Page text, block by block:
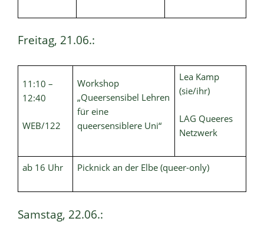
Freitag, 21.06.:
11:10 –
12:40
WEB/122
Workshop
„Queersensibel Lehren
für eine
queersensiblere Uni“
Lea Kamp
(sie/ihr)
LAG Queeres
Netzwerk
ab 16 Uhr Picknick an der Elbe (queer-only)
Samstag, 22.06.: